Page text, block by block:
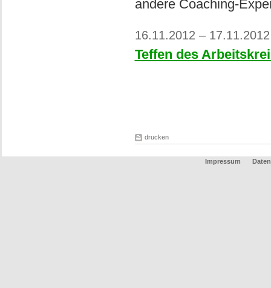
andere Coaching-
16.11.2012 – 17.11.2012
Teffen des
drucken
Impressum